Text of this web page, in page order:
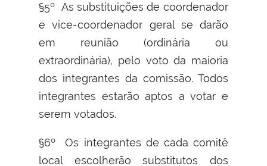
§5º As substituições de coordenador
e vice-coordenador geral se darão
em reunião (ordinária ou
extraordinária), pelo voto da maioria
dos integrantes da comissão. Todos
integrantes estarão aptos a votar e
serem votados.
§6º Os integrantes de cada comitê
local escolherão substitutos dos